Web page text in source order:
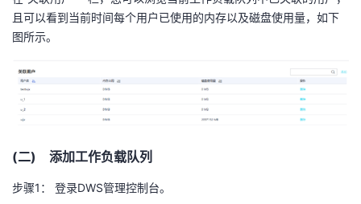
且可以看到当前时间每个用户已使用的内存以及磁盘使用量，如下
图所示。
(二) 添加工作负载队列
步骤1 ： 登录DWS管理控制台。